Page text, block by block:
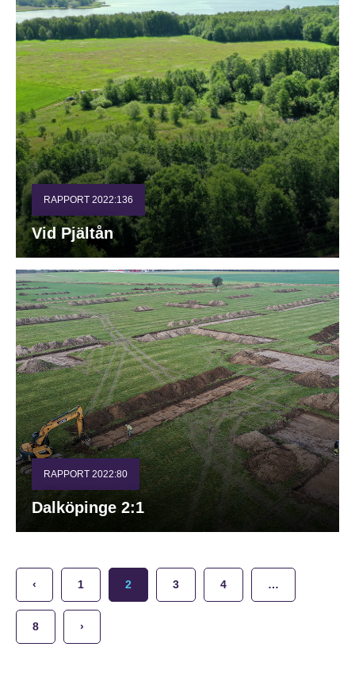
RAPPORT 2022:136
Vid Pjältån
RAPPORT 2022:80
Dalköpinge 2:1
‹ 1 2 3 4 …
8 ›